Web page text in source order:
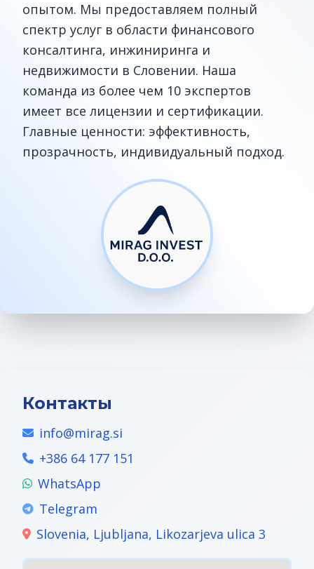
опытом. Мы предоставляем полный
спектр услуг в области финансового
консалтинга, инжиниринга и
недвижимости в Словении. Наша
команда из более чем 10 экспертов
имеет все лицензии и сертификации.
Главные ценности: эффективность,
прозрачность, индивидуальный подход.
Контакты
info@mirag.si
+386 64 177 151
WhatsApp
Telegram
Slovenia, Ljubljana, Likozarjeva ulica 3